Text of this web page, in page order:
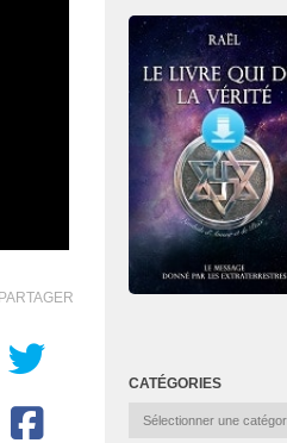
CATÉGORIES
Catégories